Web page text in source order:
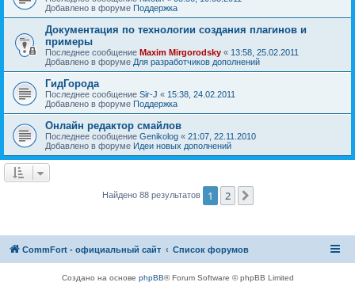
Добавлено в форуме Поддержка
Документация по технологии создания плагинов и
примеры
Последнее сообщение Maxim Mirgorodsky « 13:58, 25.02.2011
Добавлено в форуме Для разработчиков дополнений
ГидГорода
Последнее сообщение Sir-J « 15:38, 24.02.2011
Добавлено в форуме Поддержка
Онлайн редактор смайлов
Последнее сообщение Genikolog « 21:07, 22.11.2010
Добавлено в форуме Идеи новых дополнений
Найдено 88 результатов 1 2
CommFort - официальный сайт Список форумов
Создано на основе phpBB® Forum Software © phpBB Limited